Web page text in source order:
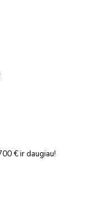
€ ir daugiau!